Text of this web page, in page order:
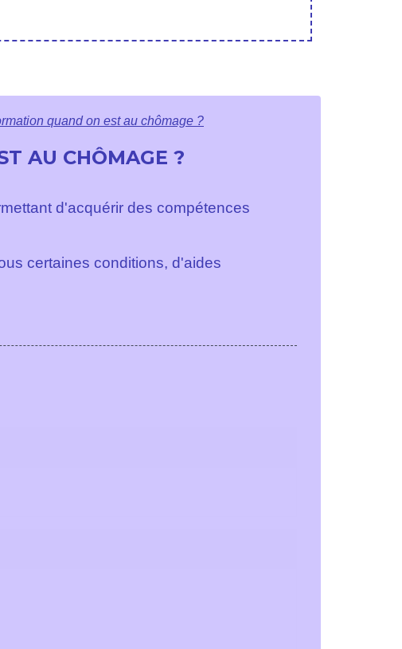
quand on est au chômage ?
AU CHÔMAGE ?
d'acquérir des compétences
certaines conditions, d'aides